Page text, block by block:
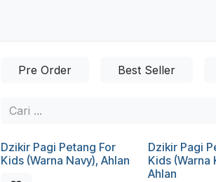
Pre Order Best Seller
Dzikir Pagi Petang For
Kids (Warna Navy), Ahlan
Dzikir Pagi
Kids (Warna
Ahlan